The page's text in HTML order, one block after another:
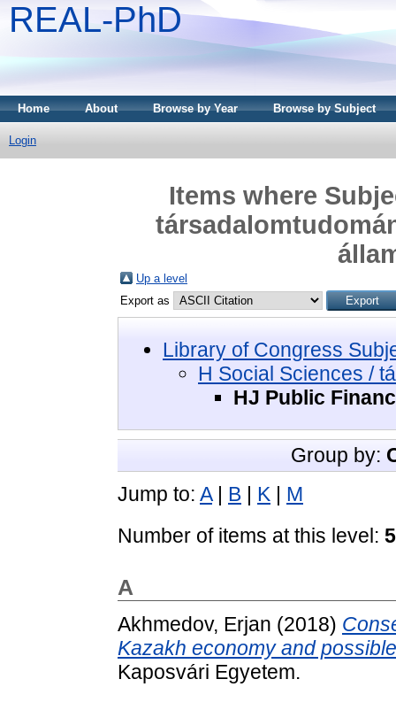
REAL-PhD
Home About Browse by Year Browse by Subject
Login
Items where
Up a level
Export as
Library of Congress
H Social Sciences /
HJ Public
Group by:
Jump to: A| B K
M
Number of items at this level: 5
A
Akhmedov, Erjan (2018)
Kazakh economy and
Kaposvári Egyetem.